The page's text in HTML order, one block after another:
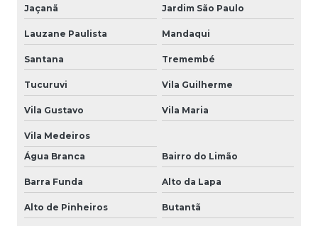
Jaçanã Jardim São Paulo
Lauzane Paulista Mandaqui
Santana Tremembé
Tucuruvi Vila Guilherme
Vila Gustavo Vila Maria
Vila Medeiros
Água Branca
Bairro do Limão
Barra Funda Alto da Lapa
Alto de Pinheiros Butantã